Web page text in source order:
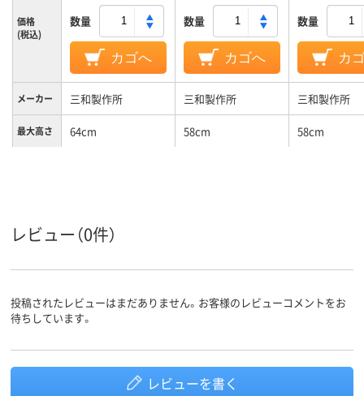
価格
(税込)
数量
カゴへ
数量
カゴへ
数量
カ
メーカー 三和製作所 三和製作所 三和製作所
最大高さ 64cm 58cm 58cm
カラーグ
ループ
グリーン系
レビュー（0件）
投稿されたレビューはまだありません。お客様のレビューコメントをお
待ちしています。
レビューを書く